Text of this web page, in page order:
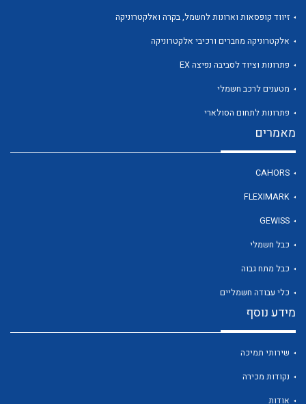
לכל מוצרי היצרן
זיווד קופסאות וארונות לחשמל, בקרה ואלקטרוניקה
אלקטרוניקה מחברים ורכיבי אלקטרוניקה
פתרונות וציוד לסביבה נפיצה EX
מטענים לרכב חשמלי
פתרונות לתחום הסולארי
מאמרים
CAHORS
FLEXIMARK
GEWISS
כבל חשמלי
כבל מתח גבוה
כלי עבודה חשמליים
מידע נוסף
שירותי תמיכה
נקודות מכירה
אודות